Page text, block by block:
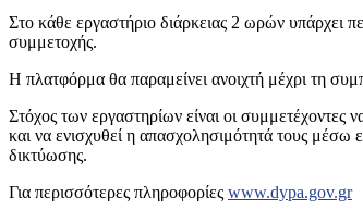
Στο κάθε εργαστήριο διάρκειας 2 ωρών υπάρχει
συμμετοχής.
Η πλατφόρμα θα παραμείνει ανοιχτή μέχρι τη
Στόχος των εργαστηρίων είναι οι συμμετέχοντες
και να ενισχυθεί η απασχολησιμότητά τους μέσω
δικτύωσης.
Για περισσότερες πληροφορίες www.dypa.gov.gr